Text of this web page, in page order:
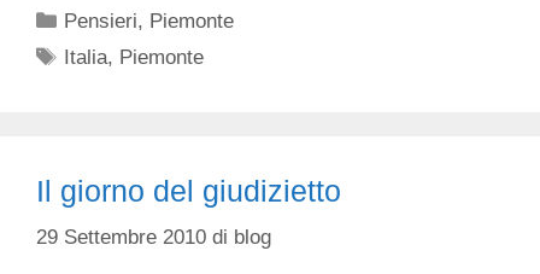
Categorie
Pensieri, Piemonte
Tag
Italia, Piemonte
Il giorno del giudizietto
29 Settembre 2010 di blog